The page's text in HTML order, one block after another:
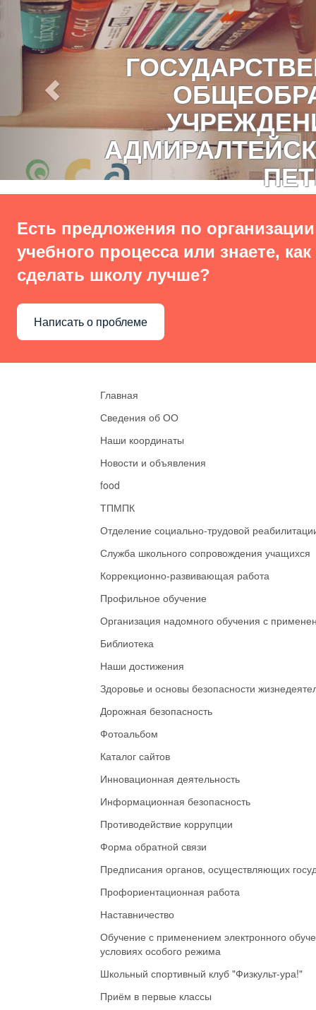
Есть предложения по организации
учебного процесса или знаете, как
сделать школу лучше?
Написать о проблеме
Главная
Сведения об ОО
Наши координаты
Новости и объявления
food
ТПМПК
Отделение социально-трудовой
Служба школьного сопровождения учащихся
Коррекционно-развивающая работа
Профильное обучение
Организация надомного обучения с
Библиотека
Наши достижения
Здоровье и основы безопасности
Дорожная безопасность
Фотоальбом
Каталог сайтов
Инновационная деятельность
Информационная безопасность
Противодействие коррупции
Форма обратной связи
Предписания органов, осуществляющих
Профориентационная работа
Наставничество
Обучение с применением электронного
условиях особого режима
Школьный спортивный клуб "Физкульт-ура!"
Приём в первые классы